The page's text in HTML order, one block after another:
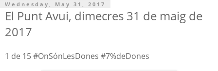
Wednesday, May 31, 2017
El Punt Avui, dimecres 31 de maig de
2017
1 de 15 #OnSónLesDones #7%deDones